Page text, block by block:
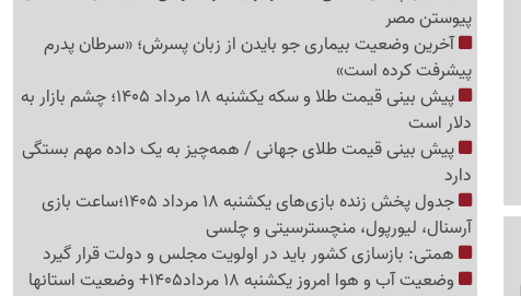
پیوستن مصر
آخرین وضعیت بیماری جو بایدن از زبان پسرش؛ «سرطان پدرم
پیشرفت کرده است»
پیش بینی قیمت طلا و سکه یکشنبه 18 مرداد 1405؛ چشم بازار به
دلار است
پیش بینی قیمت طلای جهانی / همه‌چیز به یک داده مهم بستگی
دارد
جدول پخش زنده بازی‌های یکشنبه 18 مرداد 1405؛ساعت بازی
آرسنال، لیورپول، منچسترسیتی و چلسی
همتی: بازسازی کشور باید در اولویت مجلس و دولت قرار گیرد
وضعیت آب و هوا امروز یکشنبه 18 مرداد1405+ وضعیت استانها